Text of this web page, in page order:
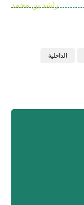
راشد بن محمد
الداخلية